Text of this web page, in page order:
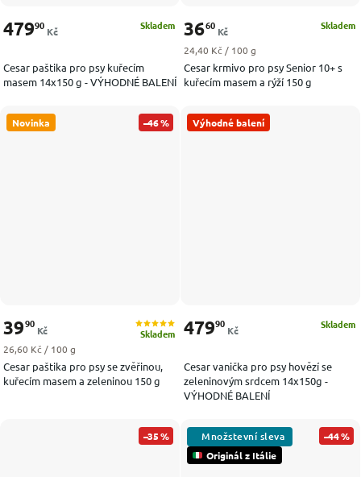
Cesar paštika pro psy kuřecím
masem 14x150 g - VÝHODNÉ BALENÍ
Skladem
47990
Kč
Cesar krmivo pro psy Senior 10+ s
kuřecím masem a rýží 150 g
Skladem
3660
Kč
Měrná cena:
24,40 Kč / 100 g
Novinka –46 %
Cesar paštika pro psy se zvěřinou,
kuřecím masem a zeleninou 150 g
Skladem
3990
Kč
Měrná cena:
26,60 Kč / 100 g
Výhodné balení
Cesar vanička pro psy hovězí se
zeleninovým srdcem 14x150g -
VÝHODNÉ BALENÍ
Skladem
47990
Kč
–35 %
Originál z Itálie
–44 %